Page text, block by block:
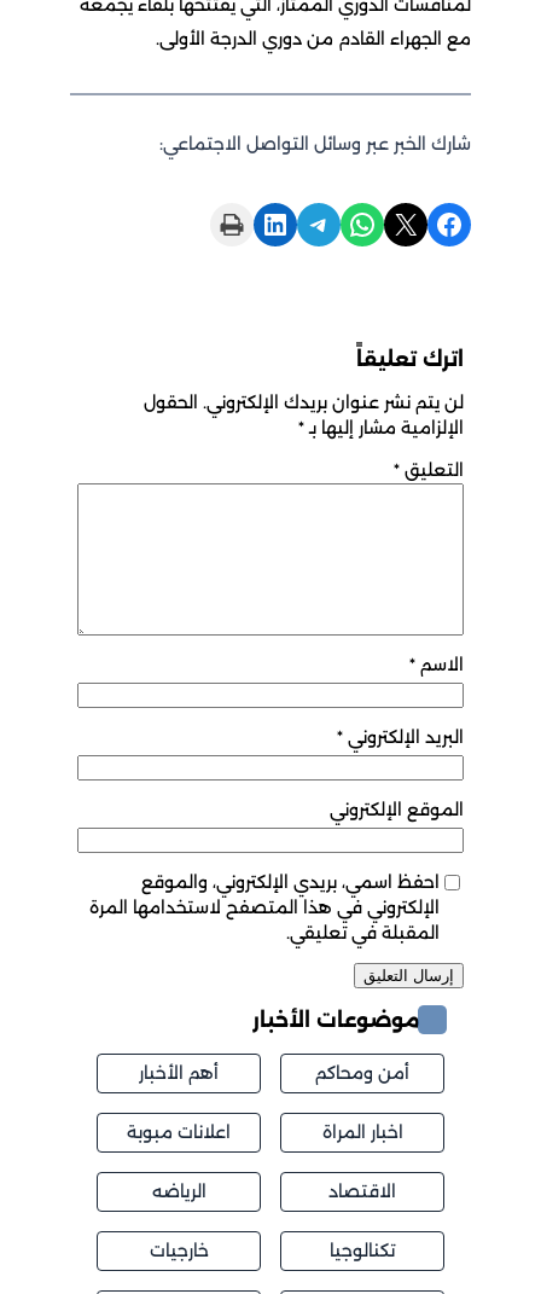
لمنافسات الدوري الممتاز، التي يفتتحها بلقاء يجمعه
مع الجهراء القادم من دوري الدرجة الأولى.
شارك الخبر عبر وسائل التواصل الاجتماعي:
Share on Facebook
Share on X
Share on WhatsApp
Share on Telegram
Share on LinkedIn
Print this Page
اترك تعليقاً
لن يتم نشر عنوان بريدك الإلكتروني. الحقول
الإلزامية مشار إليها بـ *
التعليق*
الاسم*
البريد الإلكتروني *
الموقع الإلكتروني
احفظ اسمي، بريدي الإلكتروني، والموقع
الإلكتروني في هذا المتصفح لاستخدامها المرة
المقبلة في تعليقي.
موضوعات الأخبار
أمن ومحاكم أهم الأخبار
اخبار المراة اعلانات مبوبة
الاقتصاد الرياضه
تكنالوجيا خارجيات